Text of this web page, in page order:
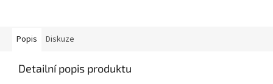
Popis Diskuze
Detailní popis produktu